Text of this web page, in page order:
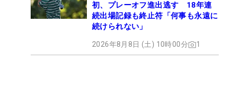
初、プレーオフ進出逃す 18年連
続出場記録も終止符「何事も永遠に
続けられない」
2026年8月8日 (土) 10時00分 1